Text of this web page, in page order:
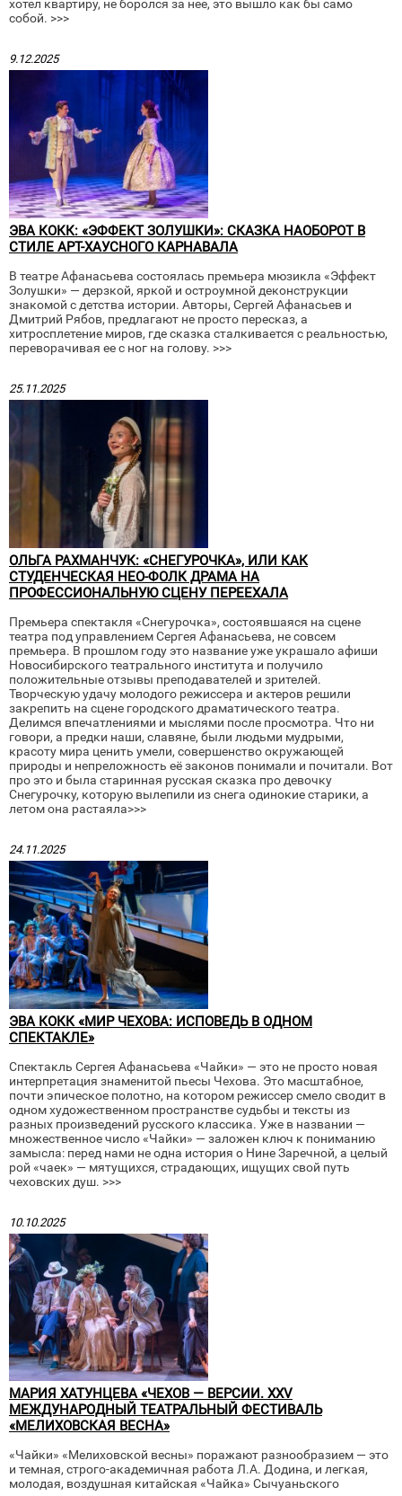
хотел квартиру, не боролся за нее, это вышло как бы само
собой. >>>
9.12.2025
ЭВА КОКК: «ЭФФЕКТ ЗОЛУШКИ»: СКАЗКА НАОБОРОТ В
СТИЛЕ АРТ-ХАУСНОГО КАРНАВАЛА
В театре Афанасьева состоялась премьера мюзикла «Эффект
Золушки» — дерзкой, яркой и остроумной деконструкции
знакомой с детства истории. Авторы, Сергей Афанасьев и
Дмитрий Рябов, предлагают не просто пересказ, а
хитросплетение миров, где сказка сталкивается с реальностью,
переворачивая ее с ног на голову. >>>
25.11.2025
ОЛЬГА РАХМАНЧУК: «СНЕГУРОЧКА», ИЛИ КАК
СТУДЕНЧЕСКАЯ НЕО-ФОЛК ДРАМА НА
ПРОФЕССИОНАЛЬНУЮ СЦЕНУ ПЕРЕЕХАЛА
Премьера спектакля «Снегурочка», состоявшаяся на сцене
театра под управлением Сергея Афанасьева, не совсем
премьера. В прошлом году это название уже украшало афиши
Новосибирского театрального института и получило
положительные отзывы преподавателей и зрителей.
Творческую удачу молодого режиссера и актеров решили
закрепить на сцене городского драматического театра.
Делимся впечатлениями и мыслями после просмотра. Что ни
говори, а предки наши, славяне, были людьми мудрыми,
красоту мира ценить умели, совершенство окружающей
природы и непреложность её законов понимали и почитали. Вот
про это и была старинная русская сказка про девочку
Снегурочку, которую вылепили из снега одинокие старики, а
летом она растаяла>>>
24.11.2025
ЭВА КОКК «МИР ЧЕХОВА: ИСПОВЕДЬ В ОДНОМ
СПЕКТАКЛЕ»
Спектакль Сергея Афанасьева «Чайки» — это не просто новая
интерпретация знаменитой пьесы Чехова. Это масштабное,
почти эпическое полотно, на котором режиссер смело сводит в
одном художественном пространстве судьбы и тексты из
разных произведений русского классика. Уже в названии —
множественное число «Чайки» — заложен ключ к пониманию
замысла: перед нами не одна история о Нине Заречной, а целый
рой «чаек» — мятущихся, страдающих, ищущих свой путь
чеховских душ. >>>
10.10.2025
МАРИЯ ХАТУНЦЕВА «ЧЕХОВ — ВЕРСИИ. XXV
МЕЖДУНАРОДНЫЙ ТЕАТРАЛЬНЫЙ ФЕСТИВАЛЬ
«МЕЛИХОВСКАЯ ВЕСНА»
«Чайки» «Мелиховской весны» поражают разнообразием — это
и темная, строго-академичная работа Л.А. Додина, и легкая,
молодая, воздушная китайская «Чайка» Сычуаньского